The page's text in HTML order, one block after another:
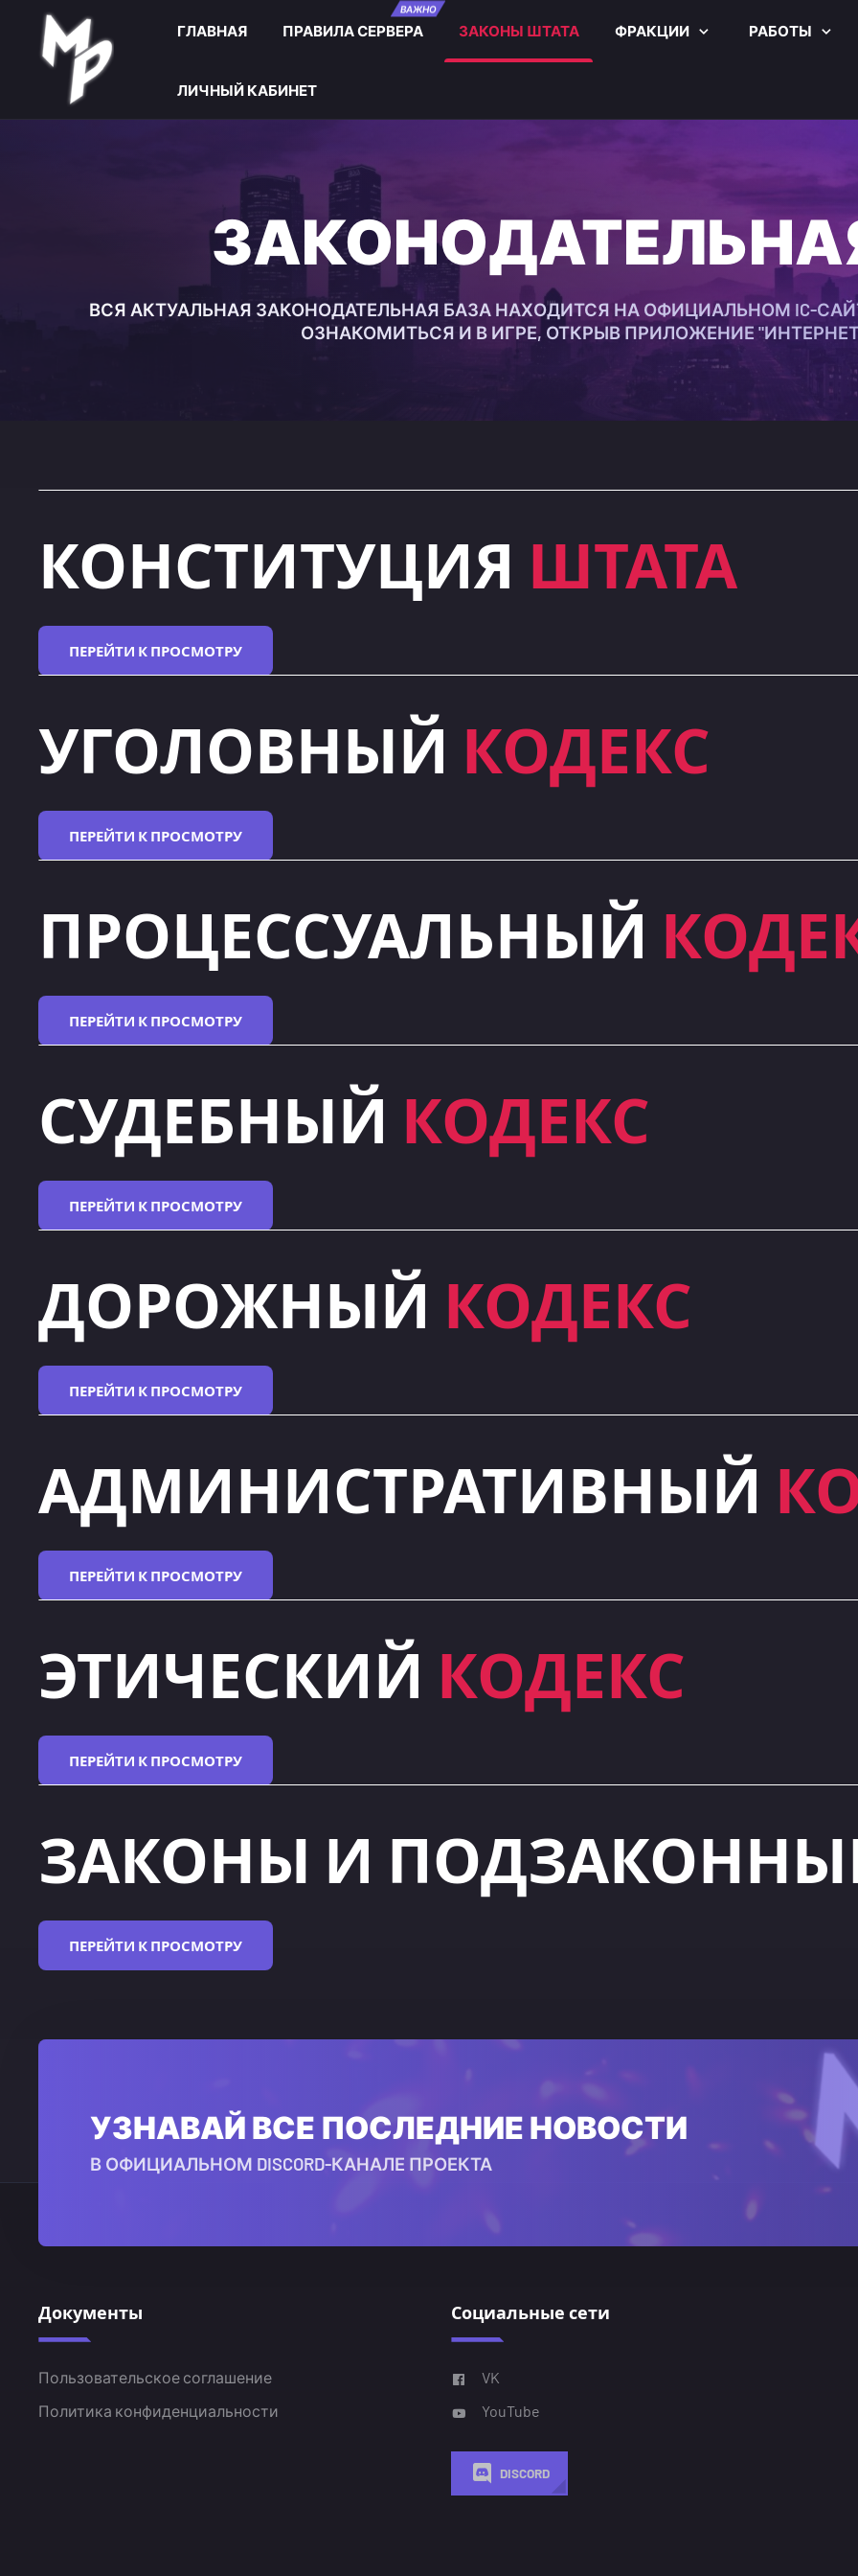
Skip to main content
ГЛАВНАЯ ПРАВИЛА СЕРВЕРА
ВАЖНО
ЗАКОНЫ ШТАТА ФРАКЦИИ РАБОТЫ
ЛИЧНЫЙ КАБИНЕТ
ВСЯ АКТУАЛЬНАЯ ЗАКОНОДАТЕЛЬНАЯ БАЗА НАХОДИТСЯ НА ОФИЦИАЛЬНОМ IC-
ОЗНАКОМИТЬСЯ И В ИГРЕ, ОТКРЫВ ПРИЛОЖЕНИЕ
КОНСТИТУЦИЯ ШТАТА
ПЕРЕЙТИ К ПРОСМОТРУ
УГОЛОВНЫЙ КОДЕКС
ПЕРЕЙТИ К ПРОСМОТРУ
ПРОЦЕССУАЛЬНЫЙ
ПЕРЕЙТИ К ПРОСМОТРУ
СУДЕБНЫЙ КОДЕКС
ПЕРЕЙТИ К ПРОСМОТРУ
ДОРОЖНЫЙ КОДЕКС
ПЕРЕЙТИ К ПРОСМОТРУ
АДМИНИСТРАТИВНЫЙ
ПЕРЕЙТИ К ПРОСМОТРУ
ЭТИЧЕСКИЙ КОДЕКС
ПЕРЕЙТИ К ПРОСМОТРУ
ЗАКОНЫ И
ПЕРЕЙТИ К ПРОСМОТРУ
УЗНАВАЙ ВСЕ ПОСЛЕДНИЕ НОВОСТИ
В ОФИЦИАЛЬНОМ DISCORD-КАНАЛЕ ПРОЕКТА
Документы
Пользовательское соглашение
Политика конфиденциальности
Социальные сети
VK
YouTube
DISCORD